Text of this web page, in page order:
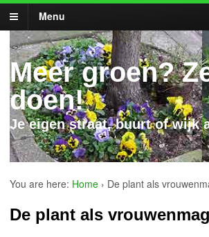
Menu
Meer groen?
doen!
Je eigen straat, buurt of wijk
You are here: Home › De plant als
De plant als